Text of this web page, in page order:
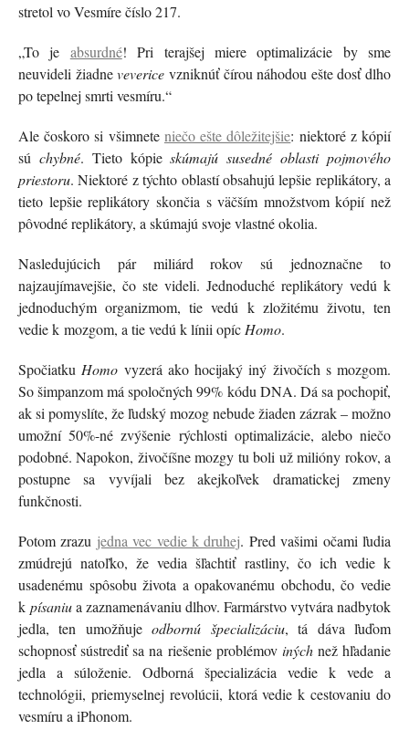
stretol vo Vesmíre číslo 217.
„To je absurdné! Pri terajšej miere optimalizácie by sme
neuvideli žiadneveverice vzniknúť čírou náhodou ešte dosť dlho
po tepelnej smrti vesmíru.“
Ale čoskoro si všimnete niečo ešte dôležitejšie: niektoré z kópií
sú chybné. Tieto kópieskúmajú susedné oblasti pojmového
priestoru. Niektoré z týchto oblastí obsahujú lepšie replikátory, a
tieto lepšie replikátory skončia s väčším množstvom kópií než
pôvodné replikátory, a skúmajú svoje vlastné okolia.
Nasledujúcich pár miliárd rokov sú jednoznačne to
najzaujímavejšie, čo ste videli. Jednoduché replikátory vedú k
jednoduchým organizmom, tie vedú k zložitému životu, ten
vedie k mozgom, a tie vedú k línii opíc Homo.
Spočiatku Homo vyzerá ako hocijaký iný živočích s mozgom.
So šimpanzom má spoločných 99% kódu DNA. Dá sa pochopiť,
ak si pomyslíte, že ľudský mozog nebude žiaden zázrak – možno
umožní 50%-né zvýšenie rýchlosti optimalizácie, alebo niečo
podobné. Napokon, živočíšne mozgy tu boli už milióny rokov, a
postupne sa vyvíjali bez akejkoľvek dramatickej zmeny
funkčnosti.
Potom zrazu jedna vec vedie k druhej. Pred vašimi očami ľudia
zmúdrejú natoľko, že vedia šľachtiť rastliny, čo ich vedie k
usadenému spôsobu života a opakovanému obchodu, čo vedie
k písaniua zaznamenávaniu dlhov. Farmárstvo vytvára nadbytok
jedla, ten umožňujeodbornú špecializáciu, tá dáva ľuďom
schopnosť sústrediť sa na riešenie problémov inýchnež hľadanie
jedla a súloženie. Odborná špecializácia vedie k vede a
technológii, priemyselnej revolúcii, ktorá vedie k cestovaniu do
vesmíru a iPhonom.